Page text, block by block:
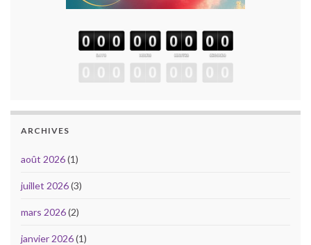
ARCHIVES
août 2026(1)
juillet 2026(3)
mars 2026(2)
janvier 2026(1)